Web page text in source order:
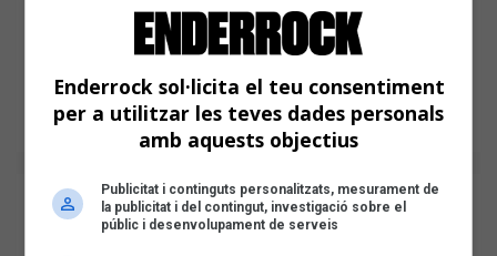
Enderrock sol·licita el teu consentiment
per a utilitzar les teves dades personals
amb aquests objectius
Publicitat i continguts personalitzats, mesurament de
la publicitat i del contingut, investigació sobre el
públic i desenvolupament de serveis